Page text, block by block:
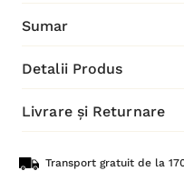
Sumar
Detalii Produs
Livrare și Returnare
Transport gratuit de la